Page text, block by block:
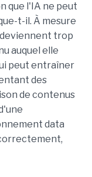
que l'IA ne peut
t-il. À mesure
trop
auquel elle
peut entraîner
des
de contenus
data